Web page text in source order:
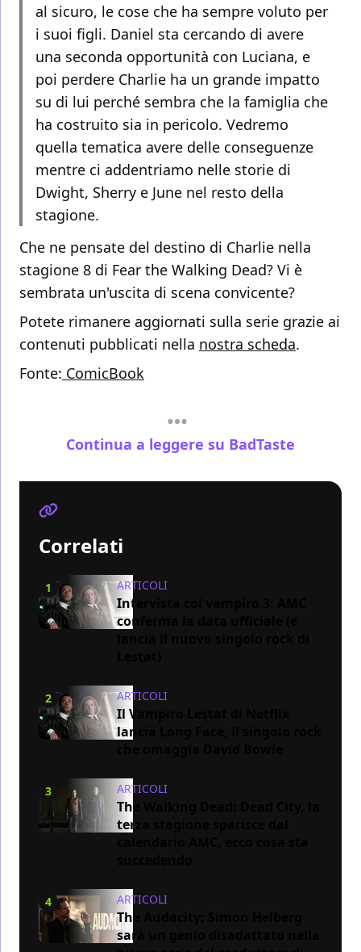
al sicuro, le cose che ha sempre voluto per
i suoi figli. Daniel sta cercando di avere
una seconda opportunità con Luciana, e
poi perdere Charlie ha un grande impatto
su di lui perché sembra che la famiglia che
ha costruito sia in pericolo. Vedremo
quella tematica avere delle conseguenze
mentre ci addentriamo nelle storie di
Dwight, Sherry e June nel resto della
stagione.
Che ne pensate del destino di Charlie nella
stagione 8 di Fear the Walking Dead? Vi è
sembrata un'uscita di scena convicente?
Potete rimanere aggiornati sulla serie grazie ai
contenuti pubblicati nella nostra scheda.
Fonte: ComicBook
Continua a leggere su BadTaste
Correlati
1 ARTICOLI
Intervista col vampiro 3: AMC
conferma la data ufficiale (e
2 ARTICOLI
Il Vampiro Lestat di Netflix
lancia Long Face, il singolo rock
3 ARTICOLI
The Walking Dead: Dead City, la
terza stagione sparisce dal
4 ARTICOLI
The Audacity: Simon Helberg
sarà un genio disadattato nella